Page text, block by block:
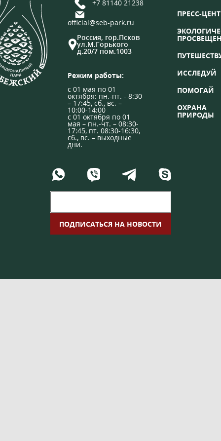
+7 81140 21238
official@seb-park.ru
Россия, гор.Псков
ул.М.Горького
д.20/7 пом.1003
Режим работы:
с 01 мая по 01
октября: пн.-пт. - 8:30
– 17:45, сб., вс. –
10:00-14:00
с 01 октября по 01
мая – пн.-чт. – 08:30-
17:45, пт. 08:30-16:30,
сб., вс. – выходные
дни.
ПРЕСС-
ИССЛЕДУЙ
ПОМОГАЙ
ОХРАНА
ПРИРОДЫ